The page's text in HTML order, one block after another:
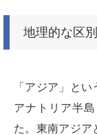
地理的な区
「アジア」と
アナトリア半
た。東南アジア